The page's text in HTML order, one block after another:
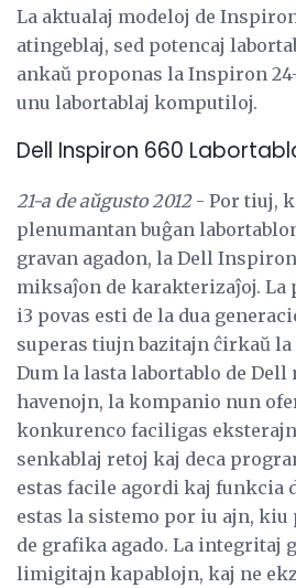
La aktualaj modeloj de
atingeblaj, sed potencaj
ankaŭ proponas la Inspiron
unu labortablaj komputiloj.
Dell Inspiron 660
21-a de aŭgusto 2012- Por tiuj,
plenumantan buĝan
gravan agadon, la Dell
miksaĵon de karakterizaĵoj. La
i3 povas esti de la dua
superas tiujn bazitajn ĉirkaŭ la
Dum la lasta labortablo de Dell
havenojn, la kompanio nun
konkurenco faciligas
senkablaj retoj kaj deca
estas facile agordi kaj funkcia
estas la sistemo por iu ajn,
de grafika agado. La integritaj
limigitajn kapablojn, kaj ne